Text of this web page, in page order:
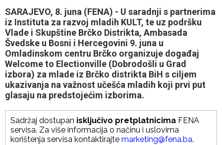
SARAJEVO, 8. juna (FENA) - U saradnji s partnerima
iz Instituta za razvoj mladih KULT, te uz podršku
Vlade i Skupštine Brčko Distrikta, Ambasada
Švedske u Bosni i Hercegovini 9. juna u
Omladinskom centru Brčko organizuje događaj
Welcome to Electionville (Dobrodošli u Grad
izbora) za mlade iz Brčko distrikta BiH s ciljem
ukazivanja na važnost učešća mladih koji prvi put
glasaju na predstojećim izborima.
Sadržaj dostupan isključivo pretplatnicima FENA
servisa. Za više informacija o načinu i uslovima
korištenja servisa kontaktirajte marketing@fena.ba.